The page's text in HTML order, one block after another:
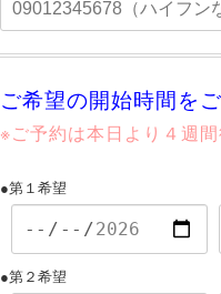
ご希望の開始時間を
※ご予約は本日より４週間
●第１希望
●第２希望